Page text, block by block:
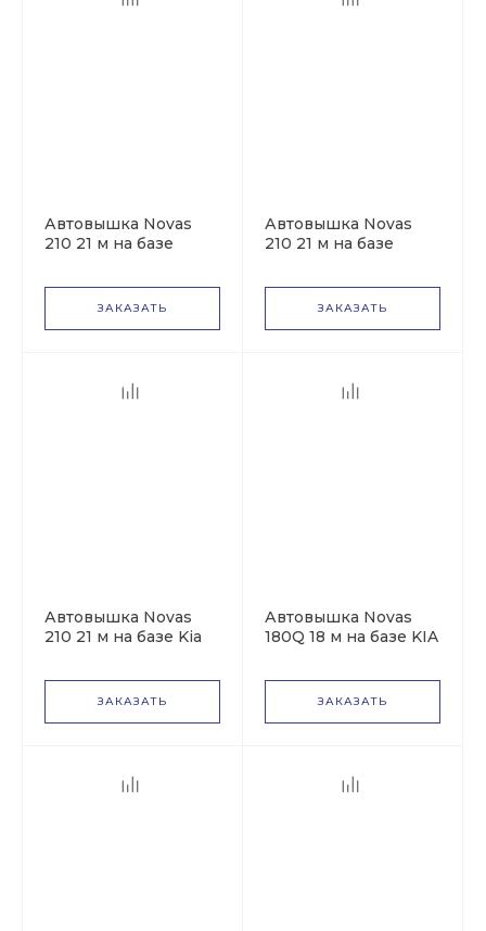
Автовышка Novas
210 21 м на базе
С41R13
ЗАКАЗАТЬ
Автовышка Novas
210 21 м на базе
ЗАКАЗАТЬ
Автовышка Novas
210 21 м на базе Kia
ЗАКАЗАТЬ
Автовышка Novas
180Q 18 м на базе KIA
ЗАКАЗАТЬ